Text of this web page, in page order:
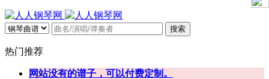
搜索
热门推荐
网站没有的谱子，可以付费定制。